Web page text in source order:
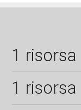
1 risorsa
1 risorsa